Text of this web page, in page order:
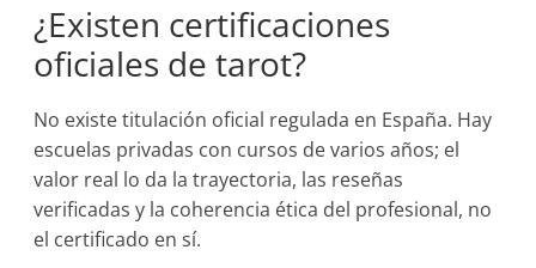
¿Existen certificaciones
oficiales de tarot?
No existe titulación oficial regulada en España. Hay
escuelas privadas con cursos de varios años; el
valor real lo da la trayectoria, las reseñas
verificadas y la coherencia ética del profesional, no
el certificado en sí.